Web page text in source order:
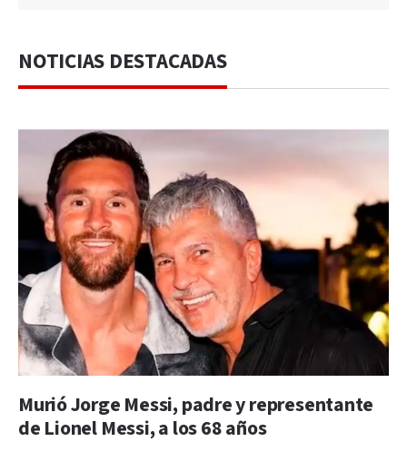
NOTICIAS DESTACADAS
Murió Jorge Messi, padre y representante
de Lionel Messi, a los 68 años